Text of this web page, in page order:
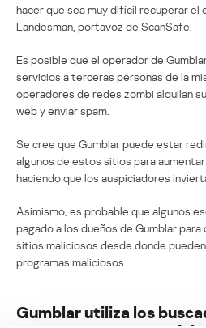
hacer que sea muy difícil recuperar el
Landesman, portavoz de ScanSafe.
Es posible que el operador de
servicios a terceras personas de la
operadores de redes zombi alquilan
web y enviar spam.
Se cree que Gumblar puede estar
algunos de estos sitios para
haciendo que los auspiciadores
Asimismo, es probable que algunos
pagado a los dueños de Gumblar
sitios maliciosos desde donde
programas maliciosos.
Gumblar utiliza los